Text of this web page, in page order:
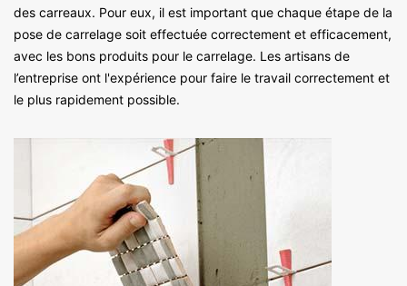
des carreaux. Pour eux, il est important que chaque étape de la
pose de carrelage soit effectuée correctement et efficacement,
avec les bons produits pour le carrelage. Les artisans de
l’entreprise ont l'expérience pour faire le travail correctement et
le plus rapidement possible.